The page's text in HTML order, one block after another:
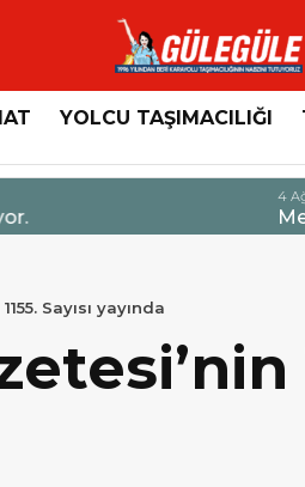
YOLCU TAŞIMACILIĞI
Sözleşmelerinde 36 Aya
Sayısı yayında